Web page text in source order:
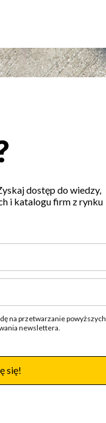
dostęp do wiedzy,
i katalogu firm z rynku
na przetwarzanie powyższych
newslettera.
się!